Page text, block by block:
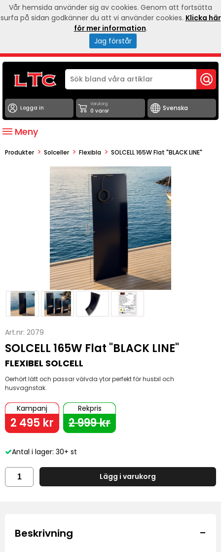
Logga in
Varukorg
0 varor
Meny
Produkter > Solceller > Flexibla > SOLCELL 165W Flat "BLACK LINE"
Art.nr: 2079
SOLCELL 165W Flat "BLACK LINE"
FLEXIBEL SOLCELL
Oerhört lätt och passar välvda ytor perfekt för husbil och
husvagnstak.
Kampanj
2 495 kr
Rekpris
2 999 kr
Antal i lager: 30+ st
Lägg i varukorg
Beskrivning -
Vår hemsida använder sig av cookies. Genom att fortsätta
surfa på sidan godkänner du att vi använder cookies. Klicka här
för mer information.
Jag förstår